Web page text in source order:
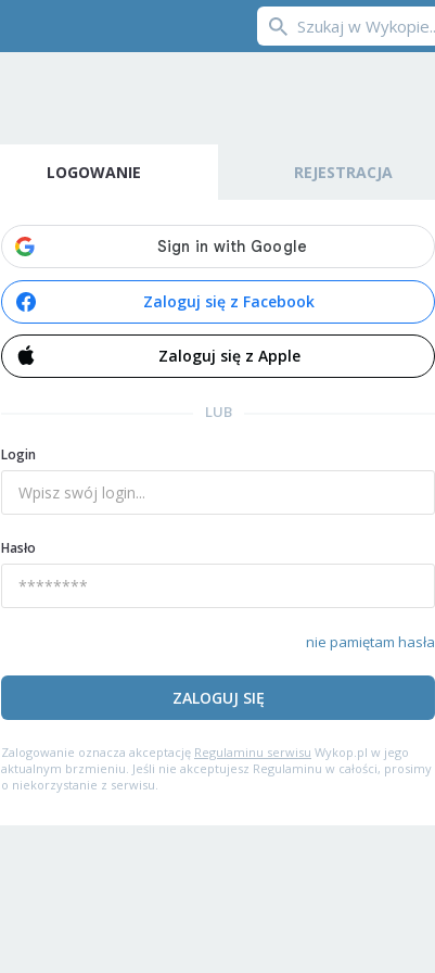
LOGOWANIE REJESTRACJA
Zaloguj się z Facebook
Zaloguj się z Apple
LUB
Login
Hasło
nie pamiętam hasła
ZALOGUJ SIĘ
Zalogowanie oznacza akceptację Regulaminu serwisu Wykop.pl w jego
aktualnym brzmieniu. Jeśli nie akceptujesz Regulaminu w całości, prosimy
o niekorzystanie z serwisu.